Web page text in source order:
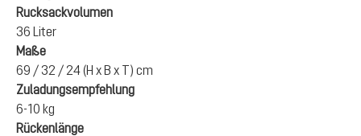
Rucksackvolumen
36 Liter
Maße
69 / 32 / 24 (H x B x T) cm
Zuladungsempfehlung
6-10 kg
Rückenlänge